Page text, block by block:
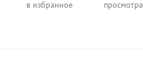
в избранное
просмотра